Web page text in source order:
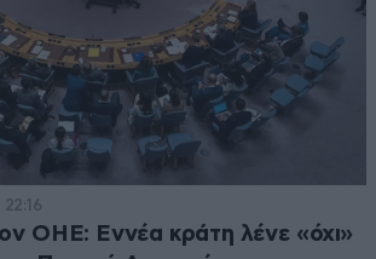
ΟΗΕ: Εννέα κράτη λένε «όχι»